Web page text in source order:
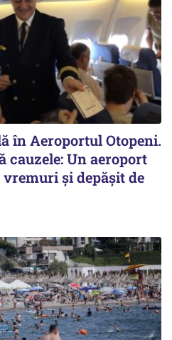
în Aeroportul Otopeni.
cauzele: Un aeroport
și depășit de